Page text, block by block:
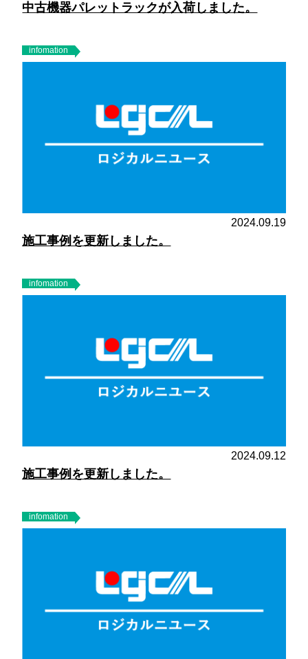
中古機器パレットラックが入荷しました。
infomation
2024.09.19
施工事例を更新しました。
infomation
2024.09.12
施工事例を更新しました。
infomation